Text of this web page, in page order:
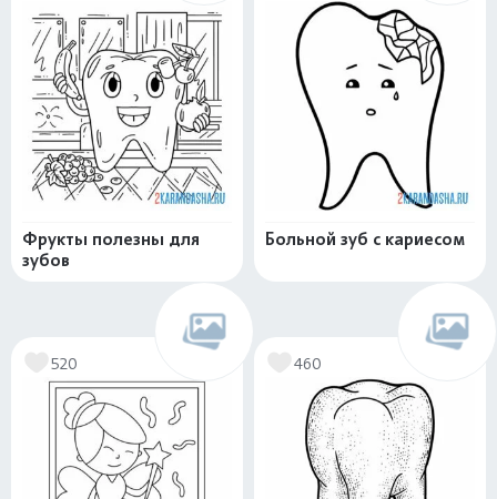
Фрукты полезны для
зубов
Больной зуб с кариесом
520 460